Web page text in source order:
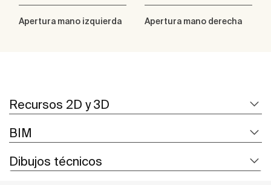
Apertura mano izquierda Apertura mano derecha
Recursos 2D y 3D
BIM
Dibujos técnicos